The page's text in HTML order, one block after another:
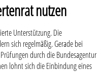
nutzen
Unterstützung. Die
sich regelmäßig. Gerade bei
durch die Bundesagentur
lohnt sich die Einbindung eines